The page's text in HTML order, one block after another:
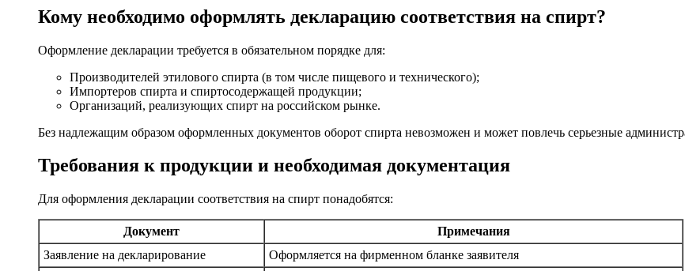
Кому необходимо оформлять декларацию соответствия на спирт?
Оформление декларации требуется в обязательном порядке для:
Производителей этилового спирта (в том числе пищевого и технического);
Импортеров спирта и спиртосодержащей продукции;
Организаций, реализующих спирт на российском рынке.
Без надлежащим образом оформленных документов оборот спирта невозможен и может повлечь серьезные
Требования к продукции и необходимая документация
Для оформления декларации соответствия на спирт понадобятся:
Документ
Примечания
Заявление на декларирование
Оформляется на фирменном бланке заявителя